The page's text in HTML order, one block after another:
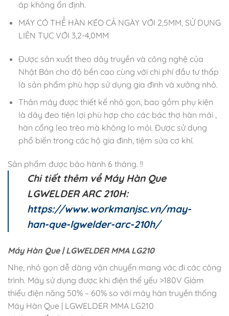
áp không ổn định.
MÁY CÓ THỂ HÀN KÉO CẢ NGÀY VỚI 2,5MM, SỬ DỤNG
LIÊN TỤC VỚI 3,2-4,0MM
Được sản xuất theo dây truyền và công nghệ của
Nhật Bản cho độ bền cao cùng với chi phí đầu tư thấp
là sản phẩm phù hợp sử dụng gia đình và xưởng nhỏ.
Thân máy được thiết kế nhỏ gọn, bao gồm phụ kiện
là dây đeo tiện lợi phù hợp cho các bác thợ hàn mái ,
hàn cổng leo trèo mà không lo mỏi. Được sử dụng
phổ biến trong các hộ gia đình, tiệm sửa cơ khí.
Sản phẩm được bảo hành 6 tháng. !!
Chi tiết thêm vềMáy Hàn Que
LGWELDER ARC 210H:
https://www.workmanjsc.vn/may-
han-que-lgwelder-arc-210h/
Máy Hàn Que | LGWELDER MMA LG210
Nhẹ, nhỏ gọn dễ dàng vận chuyển mang vác đi các công
trình. Máy sử dụng được khi điện thế yếu >180V Giảm
thiểu điện năng 50% – 60% so với máy hàn truyền thống
Máy Hàn Que | LGWELDER MMA LG210